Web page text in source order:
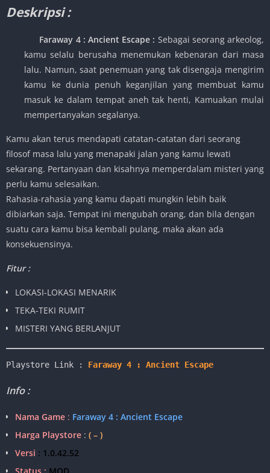
Deskripsi :
Faraway 4 : Ancient Escape : Sebagai seorang arkeolog,
kamu selalu berusaha menemukan kebenaran dari masa
lalu. Namun, saat penemuan yang tak disengaja mengirim
kamu ke dunia penuh keganjilan yang membuat kamu
masuk ke dalam tempat aneh tak henti, Kamuakan mulai
mempertanyakan segalanya.
Kamu akan terus mendapati catatan-catatan dari seorang
filosof masa lalu yang menapaki jalan yang kamu lewati
sekarang. Pertanyaan dan kisahnya memperdalam misteri yang
perlu kamu selesaikan.
Rahasia-rahasia yang kamu dapati mungkin lebih baik
dibiarkan saja. Tempat ini mengubah orang, dan bila dengan
suatu cara kamu bisa kembali pulang, maka akan ada
konsekuensinya.
Fitur :
LOKASI-LOKASI MENARIK
TEKA-TEKI RUMIT
MISTERI YANG BERLANJUT
Playstore Link : Faraway 4 : Ancient Escape
Info :
Nama Game : Faraway 4 : Ancient Escape
Harga Playstore : ( – )
Versi : 1.0.42.52